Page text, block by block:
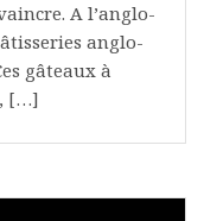
A l’anglo-
anglo-
gâteaux à
[…]